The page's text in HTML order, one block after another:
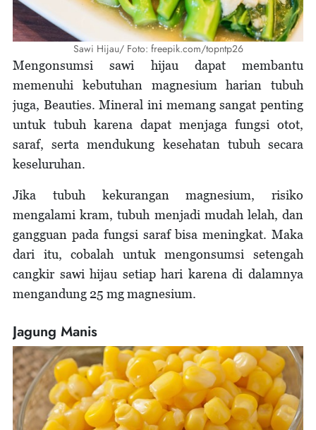
Sawi Hijau/ Foto: freepik.com/topntp26
Mengonsumsi sawi hijau dapat membantu
memenuhi kebutuhan magnesium harian tubuh
juga, Beauties. Mineral ini memang sangat penting
untuk tubuh karena dapat menjaga fungsi otot,
saraf, serta mendukung kesehatan tubuh secara
keseluruhan.
Jika tubuh kekurangan magnesium, risiko
mengalami kram, tubuh menjadi mudah lelah, dan
gangguan pada fungsi saraf bisa meningkat. Maka
dari itu, cobalah untuk mengonsumsi setengah
cangkir sawi hijau setiap hari karena di dalamnya
mengandung 25 mg magnesium.
Jagung Manis